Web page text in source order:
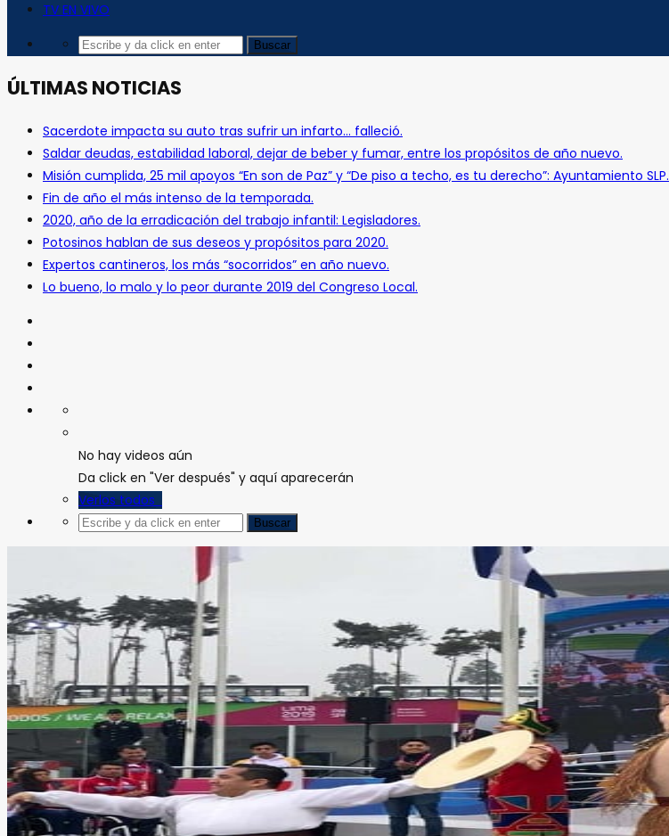
TV EN VIVO
ÚLTIMAS NOTICIAS
Sacerdote impacta su auto tras sufrir un infarto… falleció.
Saldar deudas, estabilidad laboral, dejar de beber y fumar, entre los propósitos de año nuevo.
Misión cumplida, 25 mil apoyos “En son de Paz” y “De piso a techo, es tu derecho”: Ayuntamiento SLP.
Fin de año el más intenso de la temporada.
2020, año de la erradicación del trabajo infantil: Legisladores.
Potosinos hablan de sus deseos y propósitos para 2020.
Expertos cantineros, los más “socorridos” en año nuevo.
Lo bueno, lo malo y lo peor durante 2019 del Congreso Local.
No hay videos aún
Da click en "Ver después" y aquí aparecerán
Verlos todos